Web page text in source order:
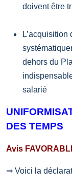
doivent être
L’acquisition
dehors du
salarié
DES TEMPS
Avis
⇒ Voici la